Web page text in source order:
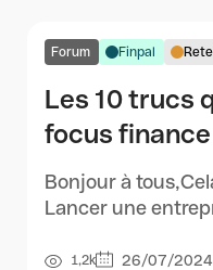
Forum Finpal
Les 10 trucs
focus finance
Bonjour à
Lancer une
1,2k 26/07/2024